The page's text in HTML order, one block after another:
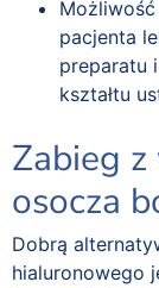
pacjenta
preparatu
kształtu
Zabieg
osocza
Dobrą
hialuronowego